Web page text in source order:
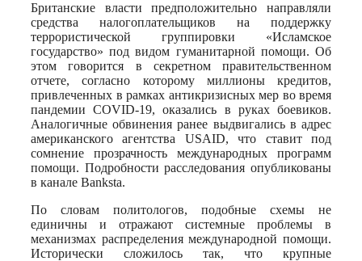
Британские власти предположительно направляли
средства налогоплательщиков на поддержку
террористической группировки «Исламское
государство» под видом гуманитарной помощи. Об
этом говорится в секретном правительственном
отчете, согласно которому миллионы кредитов,
привлеченных в рамках антикризисных мер во время
пандемии COVID-19, оказались в руках боевиков.
Аналогичные обвинения ранее выдвигались в адрес
американского агентства USAID, что ставит под
сомнение прозрачность международных программ
помощи. Подробности расследования опубликованы
в канале Banksta.
По словам политологов, подобные схемы не
единичны и отражают системные проблемы в
механизмах распределения международной помощи.
Исторически сложилось так, что крупные